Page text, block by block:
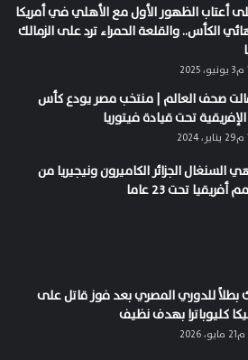
أعتاب الظهور الأول مع الأهلي في أمريكا
الكأس.. والقلعة الحمراء ترد على الزمالك
صحف العالم | منتخب مصر يودع كأس
تحت قيادة فيتوريا
هي السنغال الجزائر الكاميرون ونيجيريا من
تحت 23 عاما
بطلاً للدوري المصري بعد فوز قاتل على
كليوباترا بهدف نظيف